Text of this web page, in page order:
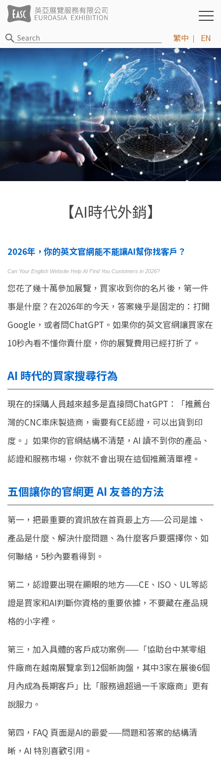
繁中 EN
【AI時代外銷】
2026年，你的英文官網能不能讓AI幫你找客戶？
Can Your English Website Help AI Find You Customers in 2026?
您花了幾十萬參加展覽，買家收到你的名片後，第一件
事是什麼？在2026年的今天，答案幾乎是固定的：打開
Google，或者問ChatGPT。如果你的英文官網讓買家在
10秒內看不懂你賣什麼，你的展覽費用已經打折了。
AI 時代的買家搜尋行為
現在的採購人員越來越多是直接問ChatGPT：「推薦台
灣的CNC車床製造商，需要有CE認證，可以出貨到印
度。」如果你的官網結構不清楚，AI 讀不到你的產品、
認證和服務市場，你就不會出現在這個推薦清單裡。
五個讓你的官網更 AI 友善的方法
第一，把最重要的資訊放在首頁最上方——公司是誰、
產品是什麼、解決什麼問題、為什麼客戶要選擇你、如
何聯絡，5秒內要看得到。
第二，認證要出現在顯眼的地方——CE、ISO、UL等認
證是買家和AI判斷你資格的重要依據，不要藏在產品規
格的小字裡。
第三，加入具體的客戶成功案例——「協助台中某零組
件廠商在越南展覽拿到12個新詢盤，其中3家在展後6個
月內成為長期客戶」比「服務過超過一千家廠商」更有
說服力。
第四，FAQ 頁面是AI的最愛——問題和答案的結構清
晰，AI 特別喜歡引用。